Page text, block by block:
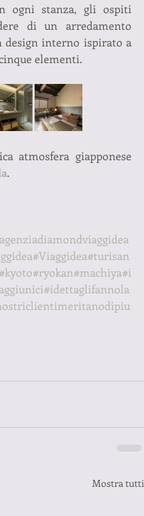
ogni stanza, gli ospiti
di un arredamento
design interno ispirato a
elementi.
atmosfera giapponese
.
#Viaggidea#turisan
#kyoto#ryokan#machiya#i
#idettaglifannola
Mostra tutti